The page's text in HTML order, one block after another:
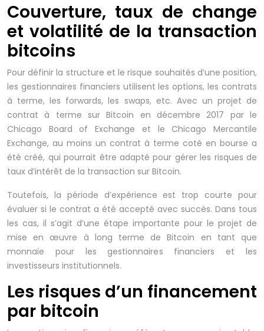
Couverture, taux de change
et volatilité de la transaction
bitcoins
Pour définir la structure et le risque souhaités d’une position,
les gestionnaires financiers utilisent les options, les contrats
à terme, les forwards, les swaps, etc. Avec un projet de
contrat à terme sur Bitcoin en décembre 2017 par le
Chicago Board of Exchange et le Chicago Mercantile
Exchange, au moins un contrat à terme coté en bourse a
été créé, qui pourrait être adapté pour gérer les risques de
taux d’intérêt de la transaction sur Bitcoin.
Toutefois, la période d’expérience est trop courte pour
évaluer si le contrat a été accepté avec succès. Dans tous
les cas, il s’agit d’une étape importante pour le projet de
mise en œuvre à long terme de Bitcoin en tant que
monnaie pour les gestionnaires financiers et les
investisseurs institutionnels.
Les risques d’un financement
par bitcoin